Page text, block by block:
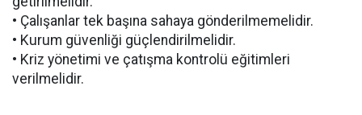
• Çalışanlar tek başına sahaya gönderilmemelidir.
• Kurum güvenliği güçlendirilmelidir.
• Kriz yönetimi ve çatışma kontrolü eğitimleri
verilmelidir.